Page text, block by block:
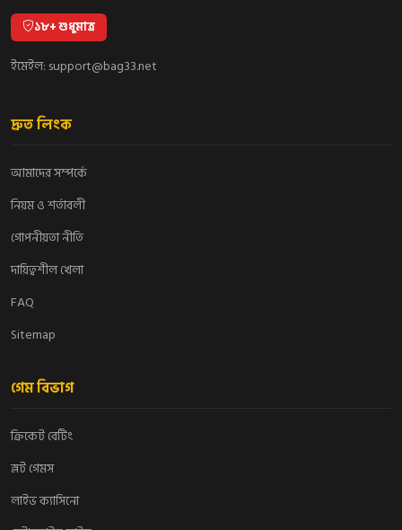
১৮+ শুধুমাত্র
ইমেইল: support@bag33.net
দ্রুত লিংক
আমাদের সম্পর্কে
নিয়ম ও শর্তাবলী
গোপনীয়তা নীতি
দায়িত্বশীল খেলা
FAQ
Sitemap
গেম বিভাগ
ক্রিকেট বেটিং
স্লট গেমস
লাইভ ক্যাসিনো